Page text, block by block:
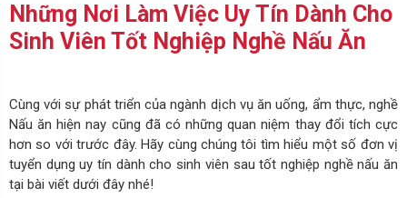
Những Nơi Làm Việc Uy Tín Dành Cho
Sinh Viên Tốt Nghiệp Nghề Nấu Ăn
Cùng với sự phát triển của ngành dịch vụ ăn uống, ẩm thực, nghề
Nấu ăn hiện nay cũng đã có những quan niệm thay đổi tích cực
hơn so với trước đây. Hãy cùng chúng tôi tìm hiểu một số đơn vị
tuyển dụng uy tín dành cho sinh viên sau tốt nghiệp nghề nấu ăn
tại bài viết dưới đây nhé!